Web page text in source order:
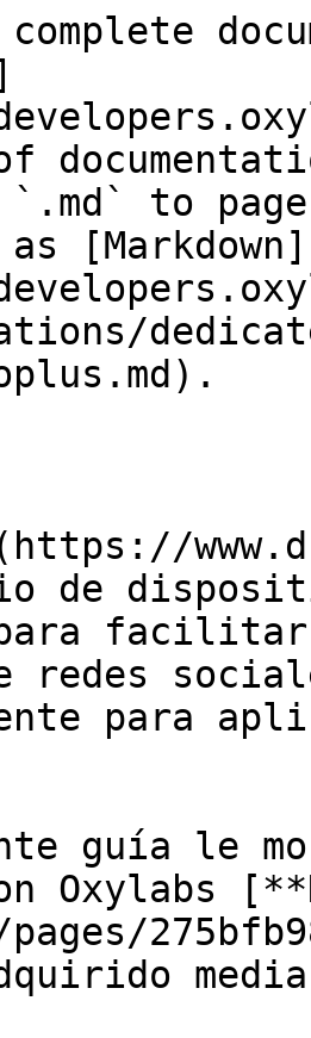
`.md` to
[Markdown]
de
para
redes
para
guía le
Oxylabs